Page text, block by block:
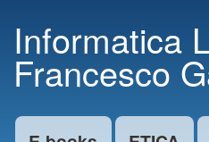
main
content
Informatica
Francesco